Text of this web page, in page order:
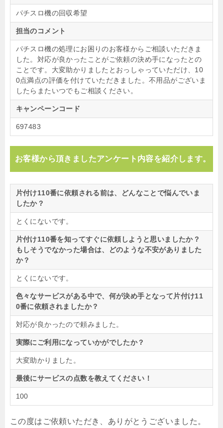
パチスロ機の回収希望
担当のコメント
パチスロ機の処理にお困りのお客様からご相談いただきま
した。対応が良かったことがご依頼の決め手になったとの
ことです。大変助かりましたとおっしゃっていただけ、10
0点満点の評価を付けていただきました。不用品がございま
したらまたいつでもご相談ください。
キャンペーンコード
697483
お客様から頂きましたアンケート内容を紹介します。
片付け110番に依頼される前は、どんなことで悩んでいま
したか？
とくにないです。
片付け110番を知ってすぐに依頼しようと思いましたか？
もしそうでなかった場合は、どのような不安がありました
か？
とくにないです。
色々なサービスがある中で、何が決め手となって片付け11
0番に依頼されましたか？
対応が良かったので頼みました。
実際にご利用になっていかがでしたか？
大変助かりました。
最後にサービスの点数を教えてください！
100
この度はご依頼いただき、ありがとうございました。